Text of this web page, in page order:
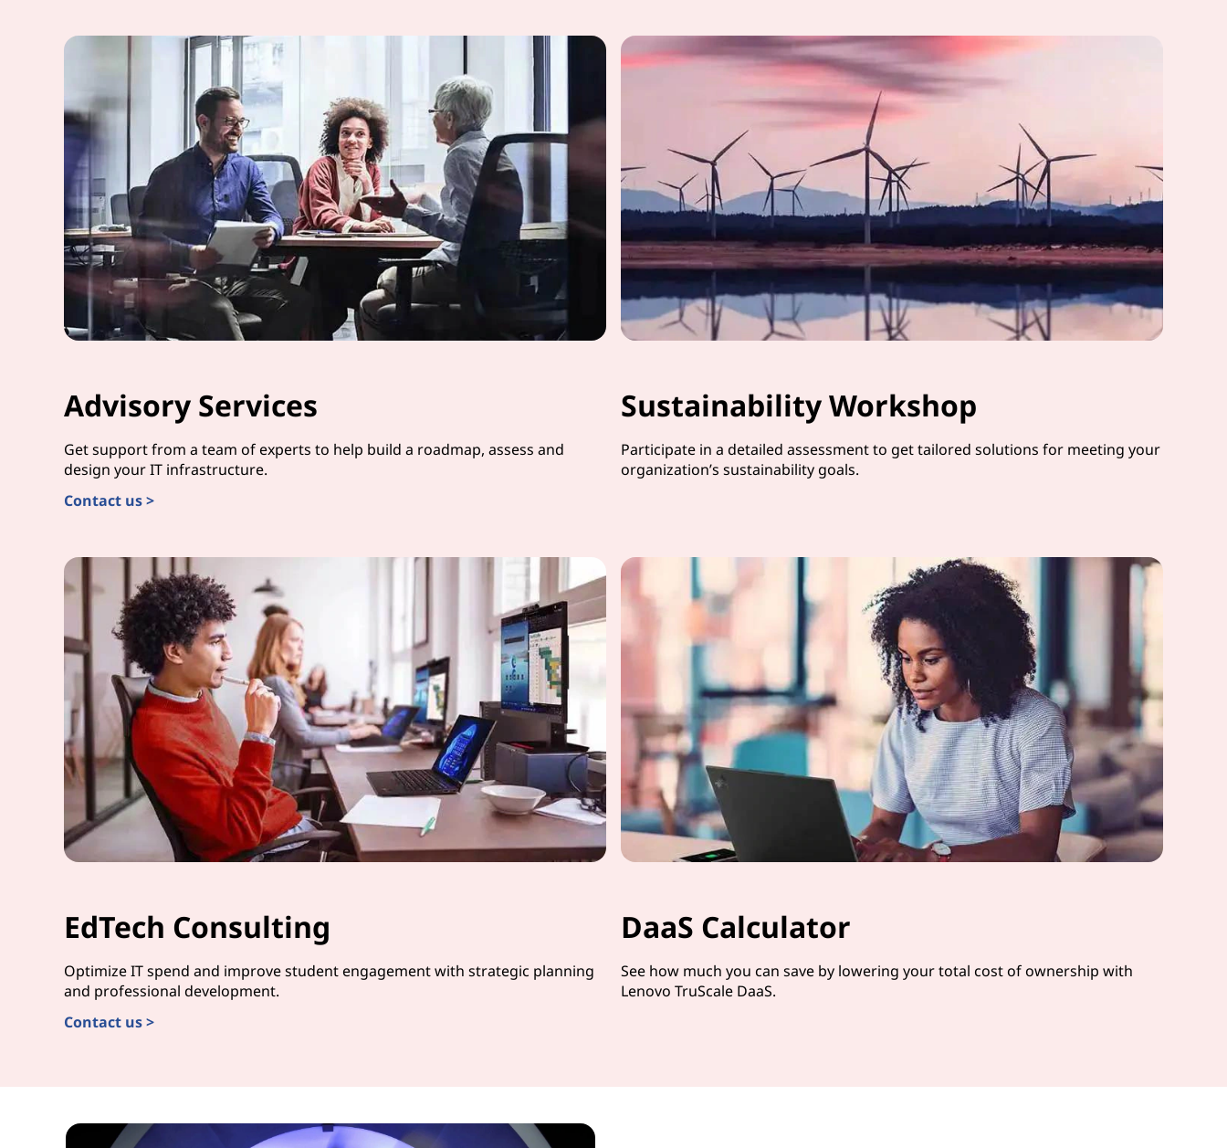
Advisory Services
Get support from a team of experts to help build a roadmap, assess and
design your IT infrastructure.
Contact us >
Sustainability Workshop
Participate in a detailed assessment to get tailored solutions for meeting your
organization’s sustainability goals.
EdTech Consulting
Optimize IT spend and improve student engagement with strategic planning
and professional development.
Contact us >
DaaS Calculator
See how much you can save by lowering your total cost of ownership with
Lenovo TruScale DaaS.